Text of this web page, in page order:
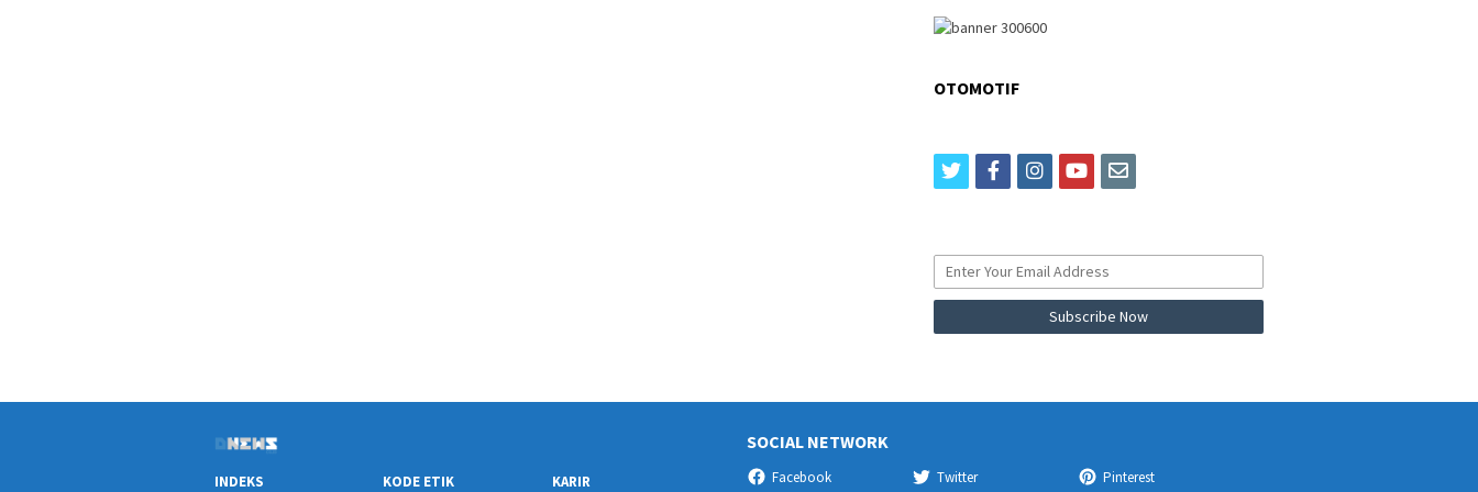
OTOMOTIF
twitterfacebookinstagram
youtubeemail
INDEKS KODE ETIK KARIR
SOCIAL NETWORK
Facebook Twitter Pinterest